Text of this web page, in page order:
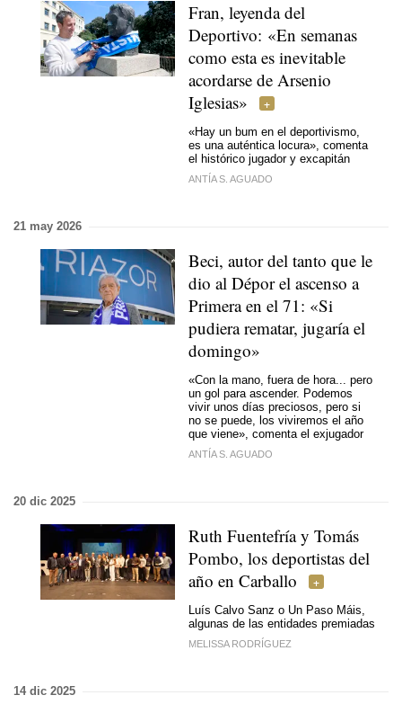
Fran, leyenda del
Deportivo: «En semanas
como esta es inevitable
acordarse de Arsenio
Iglesias»
«Hay un bum en el deportivismo,
es una auténtica locura», comenta
el histórico jugador y excapitán
ANTÍA S. AGUADO
21 may 2026
Beci, autor del tanto que le
dio al Dépor el ascenso a
Primera en el 71: «Si
pudiera rematar, jugaría el
domingo»
«Con la mano, fuera de hora... pero
un gol para ascender. Podemos
vivir unos días preciosos, pero si
no se puede, los viviremos el año
que viene», comenta el exjugador
ANTÍA S. AGUADO
20 dic 2025
Ruth Fuentefría y Tomás
Pombo, los deportistas del
año en Carballo
Luís Calvo Sanz o Un Paso Máis,
algunas de las entidades premiadas
MELISSA RODRÍGUEZ
14 dic 2025